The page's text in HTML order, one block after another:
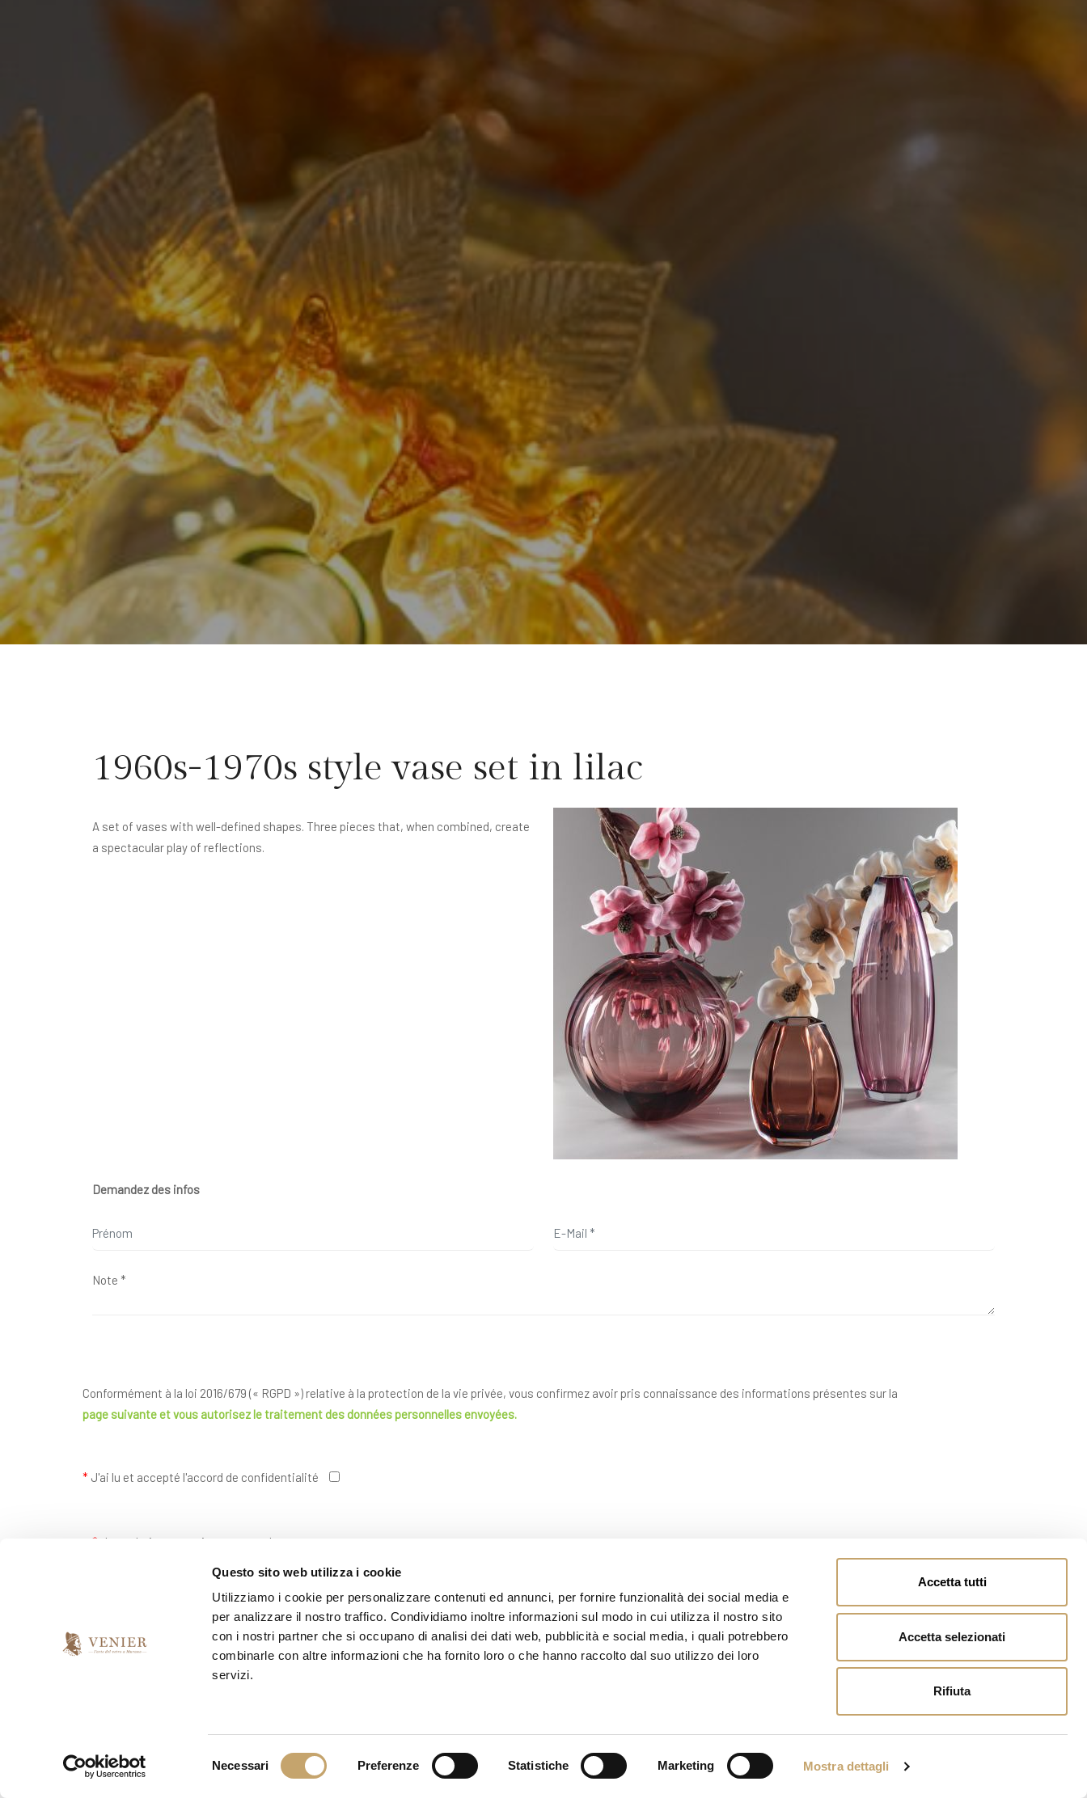
Questo sito web utilizza i cookie
Utilizziamo i cookie per personalizzare contenuti ed annunci, per fornire funzionalità dei social media e
per analizzare il nostro traffico. Condividiamo inoltre informazioni sul modo in cui utilizza il nostro sito
con i nostri partner che si occupano di analisi dei dati web, pubblicità e social media, i quali potrebbero
combinarle con altre informazioni che ha fornito loro o che hanno raccolto dal suo utilizzo dei loro
servizi.
Necessari Preferenze Statistiche Marketing Mostra dettagli
Accetta tutti
Accetta selezionati
Rifiuta
1960s-1970s style vase set in lilac
A set of vases with well-defined shapes. Three pieces that, when combined, create
a spectacular play of reflections.
Demandez des infos
Conformément à la loi 2016/679 (« RGPD ») relative à la protection de la vie privée, vous confirmez avoir pris connaissance des informations présentes sur la
page suivanteet vous autorisez le traitement des données personnelles envoyées.
* J'ai lu et accepté l'accord de confidentialité
* Je souhaite recevoir votre newsletter
ENVOYER
Les champs avec * sont obligatoires